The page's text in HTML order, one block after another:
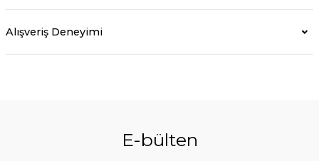
Alışveriş Deneyimi
E-bülten